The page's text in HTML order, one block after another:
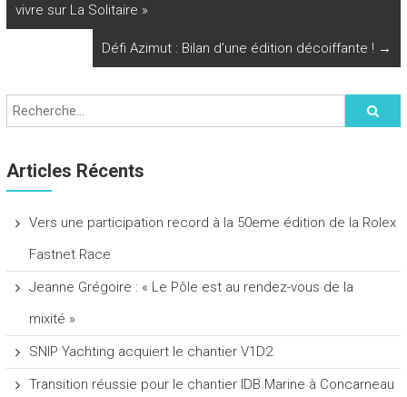
vivre sur La Solitaire »
Défi Azimut : Bilan d’une édition décoiffante ! →
Articles Récents
Vers une participation record à la 50eme édition de la Rolex
Fastnet Race
Jeanne Grégoire : « Le Pôle est au rendez-vous de la
mixité »
SNIP Yachting acquiert le chantier V1D2
Transition réussie pour le chantier IDB Marine à Concarneau